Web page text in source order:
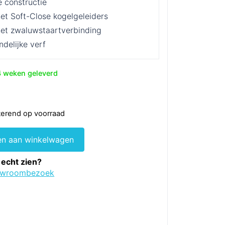
Soft-Close kogelgeleiders
zwaluwstaartverbinding
verf
weken geleverd
op voorraad
aan winkelwagen
zien?